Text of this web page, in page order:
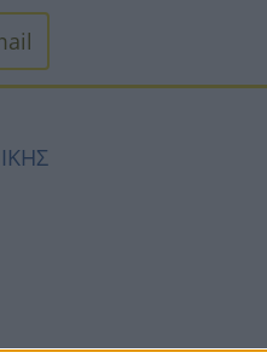
-
Σουηδική -